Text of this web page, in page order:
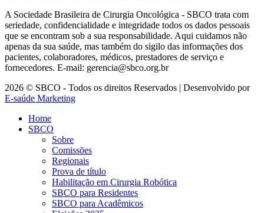
A Sociedade Brasileira de Cirurgia Oncológica - SBCO trata com
seriedade, confidencialidade e integridade todos os dados pessoais
que se encontram sob a sua responsabilidade. Aqui cuidamos não
apenas da sua saúde, mas também do sigilo das informações dos
pacientes, colaboradores, médicos, prestadores de serviço e
fornecedores. E-mail: gerencia@sbco.org.br
2026 © SBCO - Todos os direitos Reservados | Desenvolvido por
E-saúde Marketing
Home
SBCO
Sobre
Comissões
Regionais
Prova de título
Habilitação em Cirurgia Robótica
SBCO para Residentes
SBCO para Acadêmicos